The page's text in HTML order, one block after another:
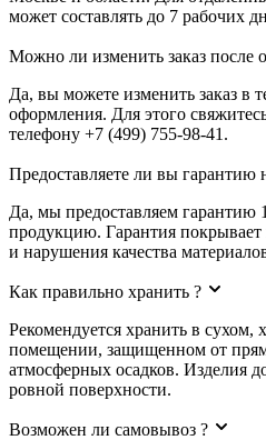
может составлять до 7 рабочих
Можно ли изменить заказ после
Да, вы можете изменить заказ в
оформления. Для этого
телефону +7 (499) 755-98-41.
Предоставляете ли вы гарантию
Да, мы предоставляем гарантию
продукцию. Гарантия
и нарушения качества
Как правильно хранить ?
Рекомендуется хранить в
помещении, защищенном от
атмосферных осадков. Изделия
ровной поверхности.
Возможен ли самовывоз ?